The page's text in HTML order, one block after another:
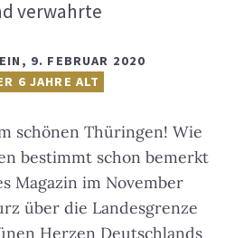
verwahrte
, 9. FEBRUAR 2020
6 JAHRE ALT
schönen Thüringen! Wie
bestimmt schon bemerkt
Magazin im November
über die Landesgrenze
Herzen Deutschlands